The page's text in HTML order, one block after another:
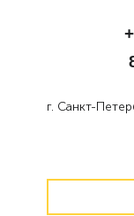
г. Санкт-